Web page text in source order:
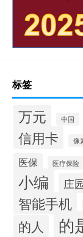
标签
万元 中国
信用卡 像
医保 医疗保险
小编 庄
智能手机
的人 的